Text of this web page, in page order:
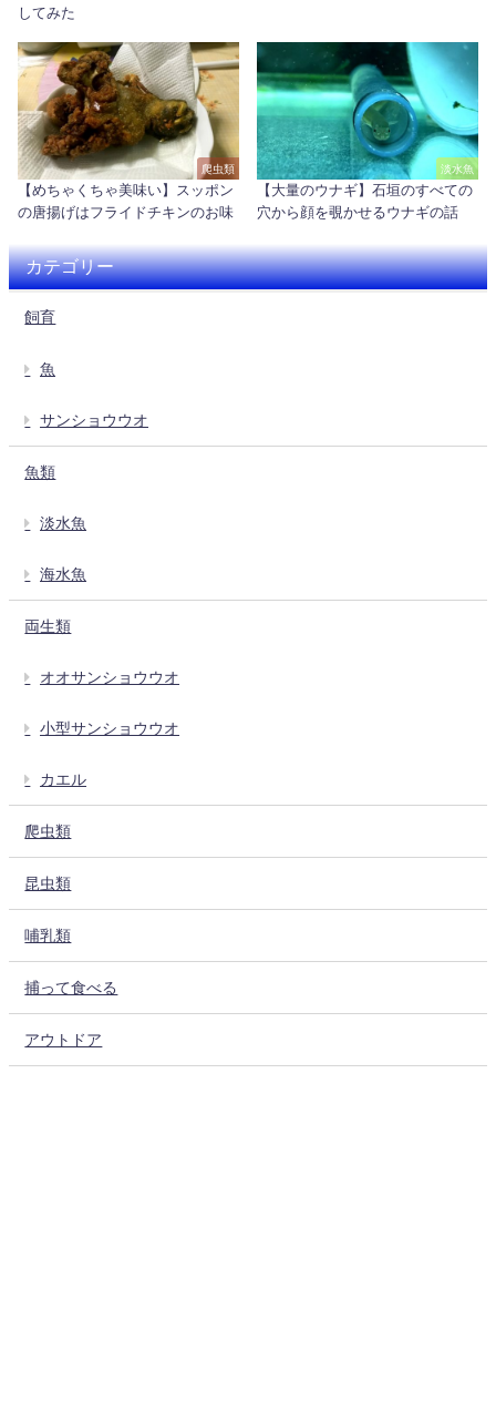
してみた
爬虫類
【めちゃくちゃ美味い】スッポン
の唐揚げはフライドチキンのお味
淡水魚
【大量のウナギ】石垣のすべての
穴から顔を覗かせるウナギの話
カテゴリー
飼育
魚
サンショウウオ
魚類
淡水魚
海水魚
両生類
オオサンショウウオ
小型サンショウウオ
カエル
爬虫類
昆虫類
哺乳類
捕って食べる
アウトドア